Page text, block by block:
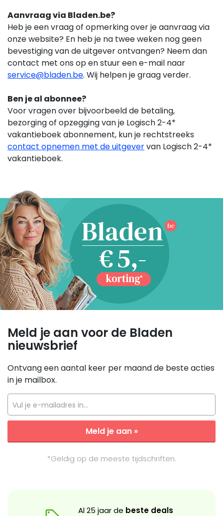
Aanvraag via Bladen.be?
Heb je een vraag of opmerking over je aanvraag via
onze website? En heb je na twee weken nog geen
bevestiging van de uitgever ontvangen? Neem dan
contact met ons op en stuur een e-mail naar
service@bladen.be. Wij helpen je graag verder.
Ben je al abonnee?
Voor vragen over bijvoorbeeld de betaling,
bezorging of opzegging van je Logisch 2-4*
vakantieboekabonnement, kun je rechtstreeks
contact opnemen met de uitgevervan Logisch 2-4*
vakantieboek.
Meld je aan voor de Bladen
nieuwsbrief
Ontvang een aantal keer per maand de beste acties
in je mailbox.
Vul je e-mailadres in...
Meld je aan »
*Geldig op de meeste tijdschriften.
Al 25 jaar de beste deals